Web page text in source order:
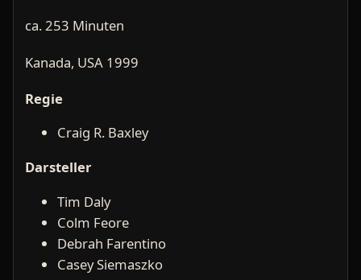
ca. 253 Minuten
Kanada, USA 1999
Regie
Craig R. Baxley
Darsteller
Tim Daly
Colm Feore
Debrah Farentino
Casey Siemaszko